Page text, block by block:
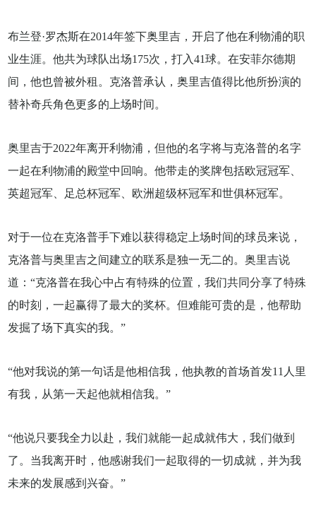
布兰登·罗杰斯在2014年签下奥里吉，开启了他在利物浦的职
业生涯。他共为球队出场175次，打入41球。在安菲尔德期
间，他也曾被外租。克洛普承认，奥里吉值得比他所扮演的
替补奇兵角色更多的上场时间。
奥里吉于2022年离开利物浦，但他的名字将与克洛普的名字
一起在利物浦的殿堂中回响。他带走的奖牌包括欧冠冠军、
英超冠军、足总杯冠军、欧洲超级杯冠军和世俱杯冠军。
对于一位在克洛普手下难以获得稳定上场时间的球员来说，
克洛普与奥里吉之间建立的联系是独一无二的。奥里吉说
道：“克洛普在我心中占有特殊的位置，我们共同分享了特殊
的时刻，一起赢得了最大的奖杯。但难能可贵的是，他帮助
发掘了场下真实的我。”
“他对我说的第一句话是他相信我，他执教的首场首发11人里
有我，从第一天起他就相信我。”
“他说只要我全力以赴，我们就能一起成就伟大，我们做到
了。当我离开时，他感谢我们一起取得的一切成就，并为我
未来的发展感到兴奋。”